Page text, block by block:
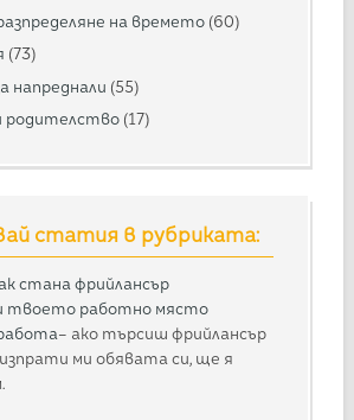
на времето (60)
(73)
напреднали (55)
родителство (17)
статия в рубриката:
стана фрийлансър
твоето работно място
– ако търсиш фрийлансър
ми обявата си, ще я